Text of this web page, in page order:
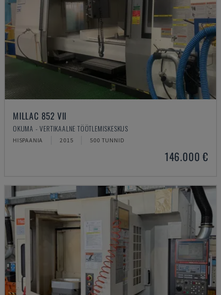
MILLAC 852 VII
OKUMA - VERTIKAALNE TÖÖTLEMISKESKUS
HISPAANIA 2015 500 TUNNID
146.000 €